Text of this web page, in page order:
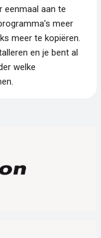
eenmaal aan te
meer
meer te kopiëren.
en je bent al
welke